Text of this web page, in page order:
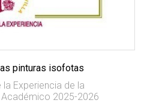
pinturas isofotas
Experiencia de la
Académico 2025-2026